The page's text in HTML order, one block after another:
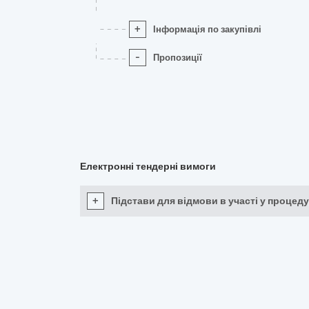
+ Інформація по закупівлі
- Пропозиції
Електронні тендерні вимоги
+ Підстави для відмови в участі у